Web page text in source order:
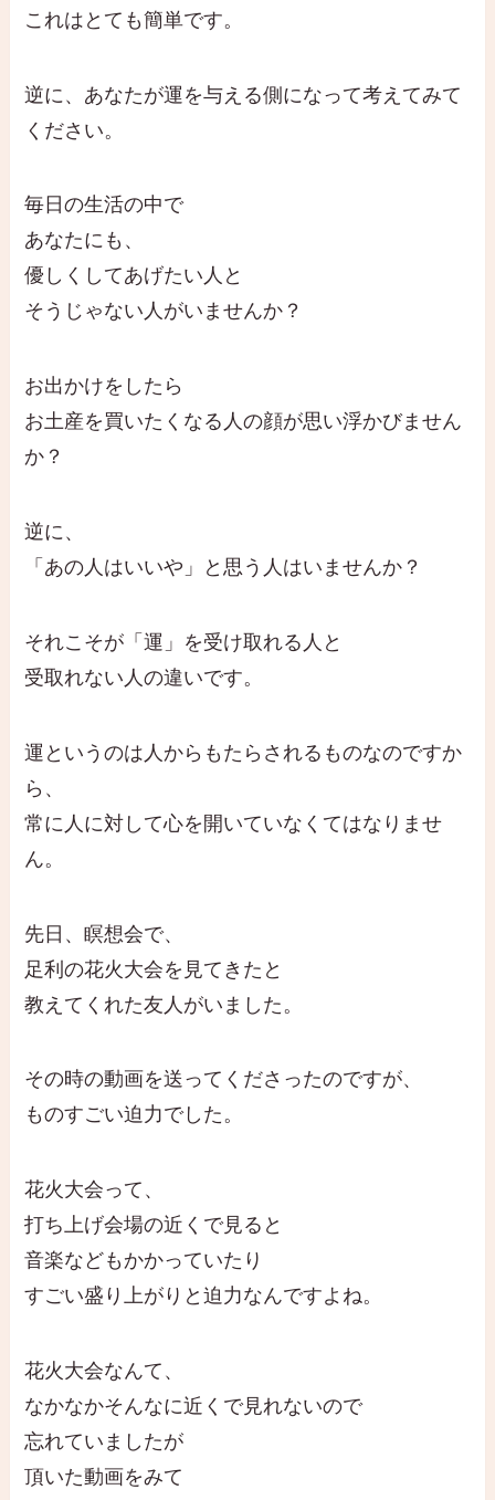
これはとても簡単です。
逆に、あなたが運を与える側になって考えてみて
ください。
毎日の生活の中で
あなたにも、
優しくしてあげたい人と
そうじゃない人がいませんか？
お出かけをしたら
お土産を買いたくなる人の顔が思い浮かびません
か？
逆に、
「あの人はいいや」と思う人はいませんか？
それこそが「運」を受け取れる人と
受取れない人の違いです。
運というのは人からもたらされるものなのですか
ら、
常に人に対して心を開いていなくてはなりませ
ん。
先日、瞑想会で、
足利の花火大会を見てきたと
教えてくれた友人がいました。
その時の動画を送ってくださったのですが、
ものすごい迫力でした。
花火大会って、
打ち上げ会場の近くで見ると
音楽などもかかっていたり
すごい盛り上がりと迫力なんですよね。
花火大会なんて、
なかなかそんなに近くで見れないので
忘れていましたが
頂いた動画をみて